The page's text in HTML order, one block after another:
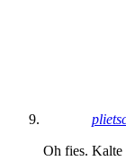
Oh fies.